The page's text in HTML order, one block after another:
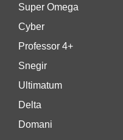
Super Omega
Cyber
Professor 4+
Snegir
Ultimatum
Delta
Domani